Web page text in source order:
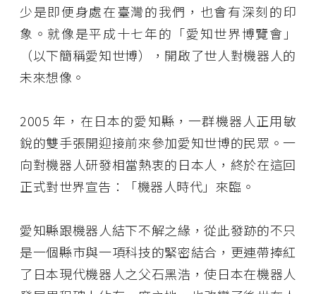
少是即便身處在臺灣的我們，也會有深刻的印
象。就像是平成十七年的「愛知世界博覽會」
（以下簡稱愛知世博），開啟了世人對機器人的
未來想像。
2005 年，在日本的愛知縣，一群機器人正用敏
銳的雙手張開迎接前來參加愛知世博的民眾。一
向對機器人研發相當熱衷的日本人，終於在這回
正式對世界宣告：「機器人時代」來臨。
愛知縣跟機器人結下不解之緣，從此發跡的不只
是一個縣市與一項科技的緊密結合，更連帶捧紅
了日本現代機器人之父石黑浩，使日本在機器人